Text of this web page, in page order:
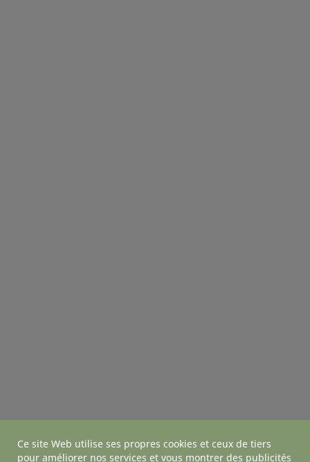
Ce site Web utilise ses propres cookies et ceux de tiers
pour améliorer nos services et vous montrer des publicités